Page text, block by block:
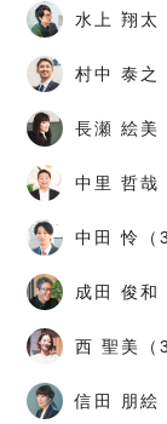
水上 翔太
村中 泰之
長瀬 絵美
中里 哲哉
中田 怜（
成田 俊和
西 聖美（
信田 朋絵